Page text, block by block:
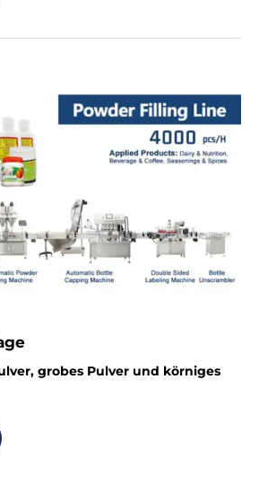
grobes Pulver und körniges